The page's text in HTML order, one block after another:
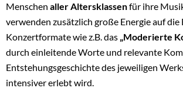
Menschen aller Altersklassenfür ihre
verwenden zusätzlich große Energie auf
Konzertformate wie z.B. das „Moderierte
durch einleitende Worte und relevante
Entstehungsgeschichte des jeweiligen
intensiver erlebt wird.